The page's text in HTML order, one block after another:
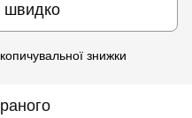
швидко
знижки